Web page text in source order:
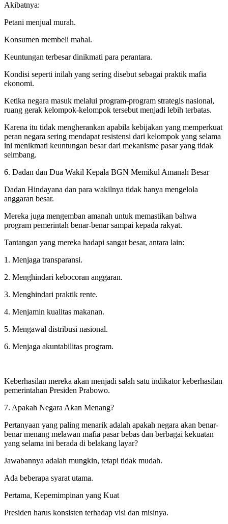
Akibatnya:
Petani menjual murah.
Konsumen membeli mahal.
Keuntungan terbesar dinikmati para perantara.
Kondisi seperti inilah yang sering disebut sebagai praktik mafia
ekonomi.
Ketika negara masuk melalui program-program strategis nasional,
ruang gerak kelompok-kelompok tersebut menjadi lebih terbatas.
Karena itu tidak mengherankan apabila kebijakan yang memperkuat
peran negara sering mendapat resistensi dari kelompok yang selama
ini menikmati keuntungan besar dari mekanisme pasar yang tidak
seimbang.
6. Dadan dan Dua Wakil Kepala BGN Memikul Amanah Besar
Dadan Hindayana dan para wakilnya tidak hanya mengelola
anggaran besar.
Mereka juga mengemban amanah untuk memastikan bahwa
program pemerintah benar-benar sampai kepada rakyat.
Tantangan yang mereka hadapi sangat besar, antara lain:
1. Menjaga transparansi.
2. Menghindari kebocoran anggaran.
3. Menghindari praktik rente.
4. Menjamin kualitas makanan.
5. Mengawal distribusi nasional.
6. Menjaga akuntabilitas program.
Keberhasilan mereka akan menjadi salah satu indikator keberhasilan
pemerintahan Presiden Prabowo.
7. Apakah Negara Akan Menang?
Pertanyaan yang paling menarik adalah apakah negara akan benar-
benar menang melawan mafia pasar bebas dan berbagai kekuatan
yang selama ini berada di belakang layar?
Jawabannya adalah mungkin, tetapi tidak mudah.
Ada beberapa syarat utama.
Pertama, Kepemimpinan yang Kuat
Presiden harus konsisten terhadap visi dan misinya.